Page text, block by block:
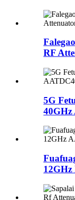
RF
5G
12GHz